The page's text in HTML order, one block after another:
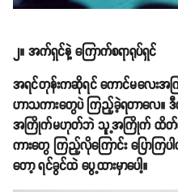
၂။ အက်ရှင်နဲ့ ကြောက်စရာရုပ်ရှင်
အရင်တုန်းကဆိုရင် ကောင်မလေးအက
ဟာသကားတွေပဲ ကြည့်ခဲ့ရတာလေ။
အကြိုက်မဟုတ်ဘဲ သူ့အကြိုက် ထိတ်လန့်ခ
ကားတွေ ကြည့်လိုကြောင်း ပြောက
တော့ ရင်ခွင်ထဲ ပွေ့ထားမှာပေါ့။